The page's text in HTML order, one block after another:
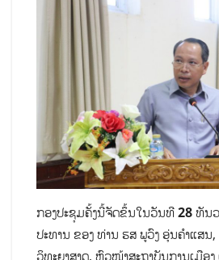
ກອງປະຊຸມຄັ້ງນີ້ຈັດຂຶ້ນໃນວັນທີ28ທັນ
ປະທານ ຂອງ ທ່ານ ຮສ ພູວົງ ອຸ່ນຄຳແສນ,
ວິທະຍາສາດ, ຫົວໜ້າສະຖາບັນການເມືອ